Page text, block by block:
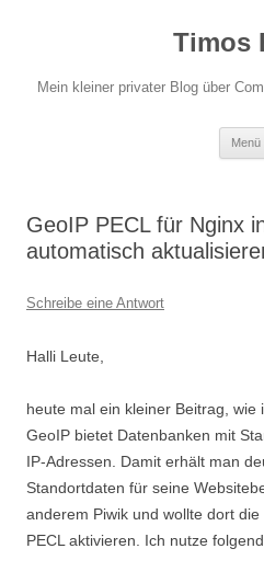
Timos
Mein kleiner privater Blog über
Menü
GeoIP PECL für Nginx
automatisch
Schreibe eine Antwort
Halli Leute,
heute mal ein kleiner Beitrag, wie
GeoIP bietet Datenbanken mit
IP-Adressen. Damit erhält man
Standortdaten für seine
anderem Piwik und wollte dort
PECL aktivieren. Ich nutze